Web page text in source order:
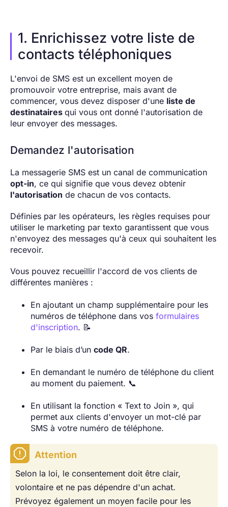
1. Enrichissez votre liste de
contacts téléphoniques
L'envoi de SMS est un excellent moyen de
promouvoir votre entreprise, mais avant de
commencer, vous devez disposer d'une liste de
destinataires qui vous ont donné l'autorisation de
leur envoyer des messages.
Demandez l'autorisation
La messagerie SMS est un canal de communication
opt-in, ce qui signifie que vous devez obtenir
l'autorisation de chacun de vos contacts.
Définies par les opérateurs, les règles requises pour
utiliser le marketing par texto garantissent que vous
n'envoyez des messages qu'à ceux qui souhaitent les
recevoir.
Vous pouvez recueillir l'accord de vos clients de
différentes manières :
En ajoutant un champ supplémentaire pour les
numéros de téléphone dans vos formulaires
d'inscription. 📝
Par le biais d’un code QR.
En demandant le numéro de téléphone du client
au moment du paiement. 📞
En utilisant la fonction « Text to Join », qui
permet aux clients d'envoyer un mot-clé par
SMS à votre numéro de téléphone.
Attention
Selon la loi, le consentement doit être clair,
volontaire et ne pas dépendre d'un achat.
Prévoyez également un moyen facile pour les